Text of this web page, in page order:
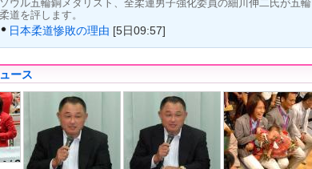
ソウル五輪銅メダリスト、全柔連男子強化委員の細川伸二氏が五輪
柔道を評します。
日本柔道惨敗の理由 [5日09:57]
ース